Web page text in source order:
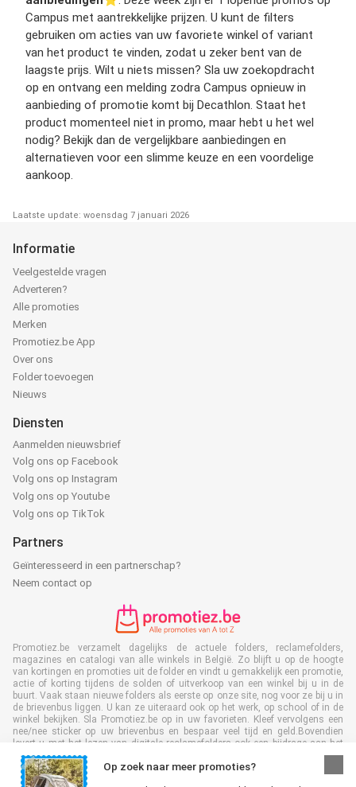
Campus met aantrekkelijke prijzen. U kunt de filters
gebruiken om acties van uw favoriete winkel of variant
van het product te vinden, zodat u zeker bent van de
laagste prijs. Wilt u niets missen? Sla uw zoekopdracht
op en ontvang een melding zodra Campus opnieuw in
aanbieding of promotie komt bij Decathlon. Staat het
product momenteel niet in promo, maar hebt u het wel
nodig? Bekijk dan de vergelijkbare aanbiedingen en
alternatieven voor een slimme keuze en een voordelige
aankoop.
Laatste update: woensdag 7 januari 2026
Op zoek naar meer promoties?
Informatie
Veelgestelde vragen
Adverteren?
Alle promoties
Merken
Promotiez.be App
Over ons
Folder toevoegen
Nieuws
Diensten
Aanmelden nieuwsbrief
Volg ons op Facebook
Volg ons op Instagram
Volg ons op Youtube
Volg ons op TikTok
Partners
Geïnteresseerd in een partnerschap?
Neem contact op
Promotiez.be verzamelt dagelijks de actuele folders, reclamefolders,
magazines en catalogi van alle winkels in België. Zo blijft u op de hoogte
van kortingen en promoties uit de folder en vindt u gemakkelijk een promotie,
actie of korting tijdens de solden of uitverkoop van een winkel bij u in de
buurt. Vaak staan nieuwe folders als eerste op onze site, nog voor ze bij u in
de brievenbus liggen. U kan ze uiteraard ook op het werk, op school of in de
winkel bekijken. Sla Promotiez.be op in uw favorieten. Kleef vervolgens een
nee/nee sticker op uw brievenbus en bespaar veel tijd en geld.Bovendien
levert u met het lezen van digitale reclamefolders ook een bijdrage aan het
terugdringen van papierafval. Dus het is ook goed voor het milieu!